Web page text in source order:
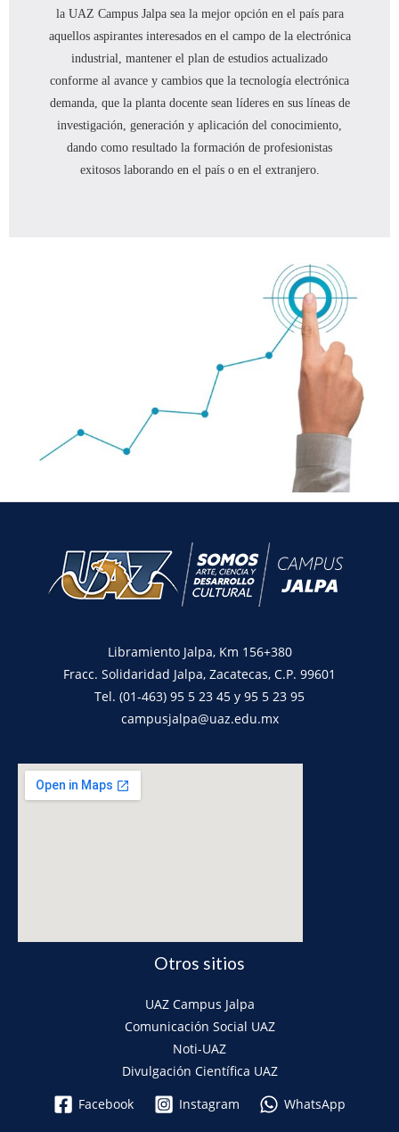
la UAZ Campus Jalpa sea la mejor opción en el país para
aquellos aspirantes interesados en el campo de la electrónica
industrial, mantener el plan de estudios actualizado
conforme al avance y cambios que la tecnología electrónica
demanda, que la planta docente sean líderes en sus líneas de
investigación, generación y aplicación del conocimiento,
dando como resultado la formación de profesionistas
exitosos laborando en el país o en el extranjero.
Libramiento Jalpa, Km 156+380
Fracc. Solidaridad Jalpa, Zacatecas, C.P. 99601
Tel. (01-463) 95 5 23 45 y 95 5 23 95
campusjalpa@uaz.edu.mx
123movies free movies
Otros sitios
UAZ Campus Jalpa
Comunicación Social UAZ
Noti-UAZ
Divulgación Científica UAZ
Facebook
Instagram WhatsApp